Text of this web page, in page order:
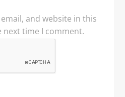
and website in this
time I comment.